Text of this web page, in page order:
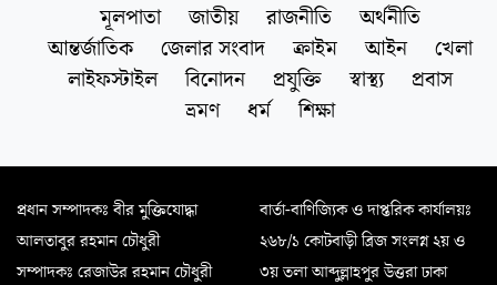
মূলপাতা জাতীয় রাজনীতি
অর্থনীতি
আন্তর্জাতিক
জেলার সংবাদ ক্রাইম আইন
খেলা
লাইফস্টাইল
বিনোদন প্রযুক্তি স্বাস্থ্য
প্রবাস
ভ্রমণ
ধর্ম শিক্ষা
প্রধান সম্পাদকঃ বীর মুক্তিযোদ্ধা
আলতাবুর রহমান চৌধুরী
সম্পাদকঃ রেজাউর রহমান চৌধুরী
বার্তা-বাণিজ্যিক ও দাপ্তরিক কার্যালয়ঃ
২৬৮/১ কোটবাড়ী ব্রিজ সংলগ্ন ২য় ও
৩য় তলা আব্দুল্লাহপুর উত্তরা ঢাকা